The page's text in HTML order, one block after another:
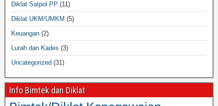
Diklat Satpol PP (11)
Diklat UKM/UMKM (5)
Keuangan (2)
Lurah dan Kades (3)
Uncategorized (31)
Info Bimtek dan Diklat